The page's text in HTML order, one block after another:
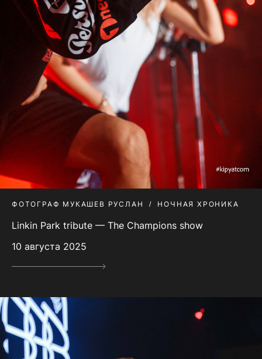
ФОТОГРАФ МУКАШЕВ РУСЛАН НОЧНАЯ ХРОНИКА
Linkin Park tribute — The Champions show
10 августа 2025